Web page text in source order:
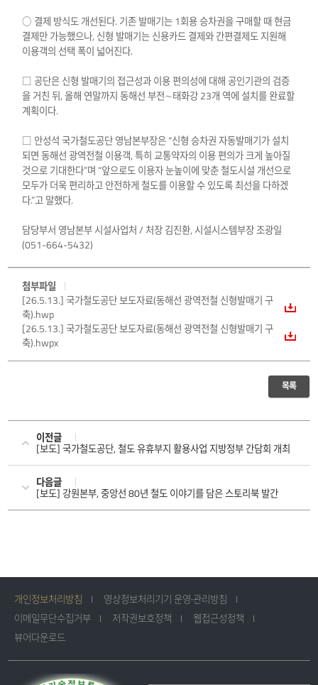
○ 결제 방식도 개선된다. 기존 발매기는 1회용 승차권을 구매할 때 현금
결제만 가능했으나, 신형 발매기는 신용카드 결제와 간편결제도 지원해
이용객의 선택 폭이 넓어진다.
□ 공단은 신형 발매기의 접근성과 이용 편의성에 대해 공인기관의 검증
을 거친 뒤, 올해 연말까지 동해선 부전∼태화강 23개 역에 설치를 완료할
계획이다.
□ 안성석 국가철도공단 영남본부장은 “신형 승차권 자동발매기가 설치
되면 동해선 광역전철 이용객, 특히 교통약자의 이용 편의가 크게 높아질
것으로 기대한다”며 “앞으로도 이용자 눈높이에 맞춘 철도시설 개선으로
모두가 더욱 편리하고 안전하게 철도를 이용할 수 있도록 최선을 다하겠
다.”고 말했다.
담당부서 영남본부 시설사업처 / 처장 김진환, 시설시스템부장 조광일
(051-664-5432)
첨부파일
[26.5.13.] 국가철도공단 보도자료(동해선 광역전철 신형발매기 구
축).hwp
[26.5.13.] 국가철도공단 보도자료(동해선 광역전철 신형발매기 구
축).hwpx
목록
이전글
[보도] 국가철도공단, 철도 유휴부지 활용사업 지방정부 간담회 개최
다음글
[보도] 강원본부, 중앙선 80년 철도 이야기를 담은 스토리북 발간
개인정보처리방침
영상정보처리기기 운영·관리방침
이메일무단수집거부
저작권보호정책
웹접근성정책
뷰어다운로드